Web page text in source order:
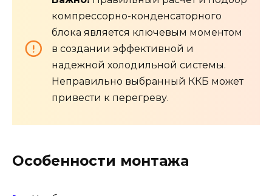
компрессорно-конденсаторного
блока является ключевым моментом
в создании эффективной и
надежной холодильной системы.
Неправильно выбранный ККБ может
привести к перегреву.
Особенности монтажа